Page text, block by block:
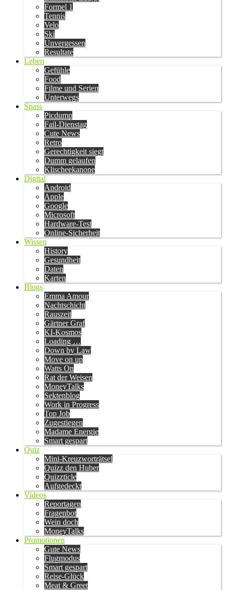
Formel 1
Tennis
Velo
Ski
Unvergessen
Resultate
Leben
Gefühle
Food
Filme und Serien
Unterwegs
Spass
Picdump
Fail-Dienstag
Cute News
Retro
Gerechtigkeit siegt
Dumm gelaufen
Klischeekanone
Digital
Android
Apple
Google
Microsoft
Hardware-Test
Online-Sicherheit
Wissen
History
Gesundheit
Daten
Karten
Blogs
Emma Amour
Nachtschicht
Rauszeit
Gärtner Graf
KI-Kosmos
Loading …
Down by Law
Move on up
Watts On
Rat der Weisen
MoneyTalks
Sektenblog
Work in Progress
Top Job
Zugestiegen
Madame Energie
Smart gespart
Quiz
Mini-Kreuzworträtsel
Quizz den Huber
Quizzticle
Aufgedeckt
Videos
Reportagen
Fragenbot
Wein doch
MoneyTalks
Promotionen
Gute News
Flugmodus
Smart gespart
Reise-Glück
Meat & Greet